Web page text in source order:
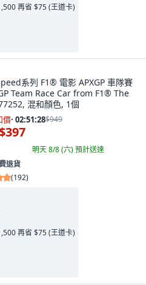
再省 $75 (王道卡)
系列 F1® 電影 APXGP 車隊賽
Team Race Car from F1® The
混和顏色, 1個
價· 02:51:27$949
明天 8/8 (六)預計送達
退貨
(192)
再省 $75 (王道卡)